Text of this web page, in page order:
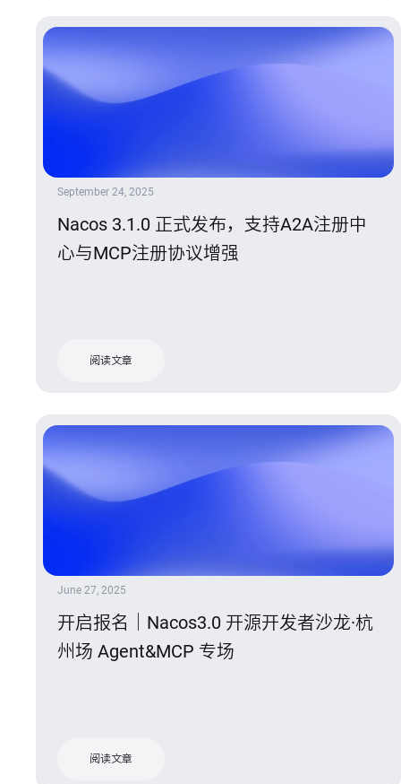
September 24, 2025
Nacos 3.1.0 正式发布，支持A2A注册中
心与MCP注册协议增强
阅读文章
June 27, 2025
开启报名｜Nacos3.0 开源开发者沙龙·杭
州场 Agent&MCP 专场
阅读文章